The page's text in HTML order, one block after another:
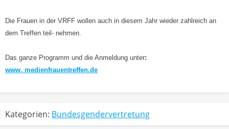
Die Frauen in der VRFF wollen auch in diesem Jahr wieder zahlreich an
dem Treffen teil- nehmen.
Das ganze Programm und die Anmeldung unter:
www. medienfrauentreffen.de
Kategorien: Bundesgendervertretung